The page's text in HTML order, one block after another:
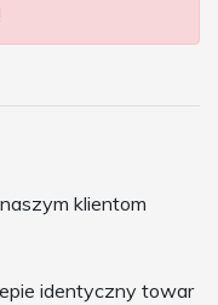
klientom
identyczny towar